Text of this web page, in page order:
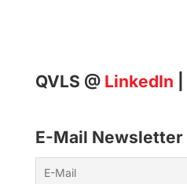
QVLS @ LinkedIn
E-Mail Newsletter